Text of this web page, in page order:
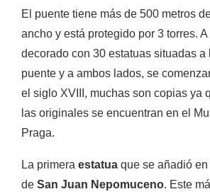
El puente tiene más de 500 metros
ancho y está protegido por 3 torres.
decorado con 30 estatuas situadas a
puente y a ambos lados, se
el siglo XVIII, muchas son copias ya
las originales se encuentran en el
Praga.
La primera estatua que se añadió
de San Juan Nepomuceno. Este